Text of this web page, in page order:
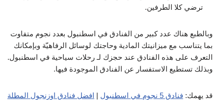
ترضي كلا الطرفين.
وبالطبع هناك عدد كبير من الفنادق في اسطنبول بعدد نجوم متفاوت
بما يتناسب مع ميزانيتك المادية وحاجتك لوسائل الرفاهيّة وبإمكانك
التعرف على هذه الفنادق عند حجزك لـ رحلات سياحية في اسطنبول.
وبذلك تستطيع الاستفسار عن الفنادق الموجودة فيها.
قد يهمك: فنادق 5 نجوم في اسطنبول | افضل فنادق اوزنجول المطلة